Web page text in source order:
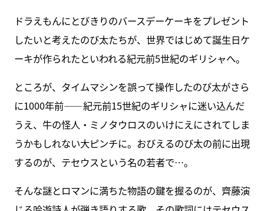
ドラえもんにとびきりのバースデーケーキをプレゼント
したいと考えたのび太たちが、世界ではじめて誕生日ケ
ーキが作られたといわれる紀元前5世紀のギリシャへ。
ところが、タイムマシンを誤って操作したのび太がさら
に1000年前――紀元前15世紀のギリシャに迷い込んだ
うえ、牛の怪人・ミノタウロスのいけにえにされてしま
うかもしれない大ピンチに。おびえるのび太の前に出現
するのが、テセウスという名の若者で…。
そんな謎とロマンに満ちた物語の鍵を握るのが、齊藤演